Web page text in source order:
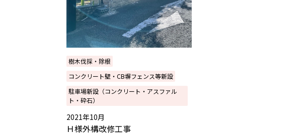
樹木伐採・除根
コンクリート壁・CB塀フェンス等新設
駐車場新設（コンクリート・アスファル
ト・砕石）
2021年10月
Ｈ様外構改修工事